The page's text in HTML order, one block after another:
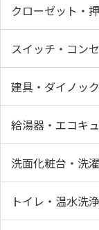
クローゼット・押
スイッチ・コン
建具・ダイノック
給湯器・エコキ
洗面化粧台・洗
トイレ・温水洗